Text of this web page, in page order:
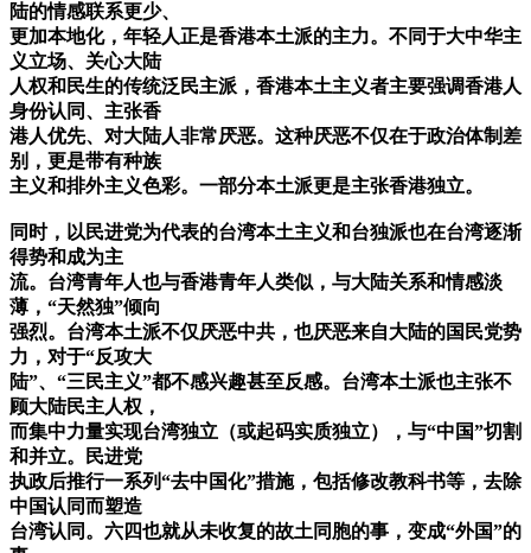
陆的情感联系更少、
更加本地化，年轻人正是香港本土派的主力。不同于大中华主
义立场、关心大陆
人权和民生的传统泛民主派，香港本土主义者主要强调香港人
身份认同、主张香
港人优先、对大陆人非常厌恶。这种厌恶不仅在于政治体制差
别，更是带有种族
主义和排外主义色彩。一部分本土派更是主张香港独立。
同时，以民进党为代表的台湾本土主义和台独派也在台湾逐渐
得势和成为主
流。台湾青年人也与香港青年人类似，与大陆关系和情感淡
薄，“天然独”倾向
强烈。台湾本土派不仅厌恶中共，也厌恶来自大陆的国民党势
力，对于“反攻大
陆”、“三民主义”都不感兴趣甚至反感。台湾本土派也主张不
顾大陆民主人权，
而集中力量实现台湾独立（或起码实质独立），与“中国”切割
和并立。民进党
执政后推行一系列“去中国化”措施，包括修改教科书等，去除
中国认同而塑造
台湾认同。六四也就从未收复的故土同胞的事，变成“外国”的